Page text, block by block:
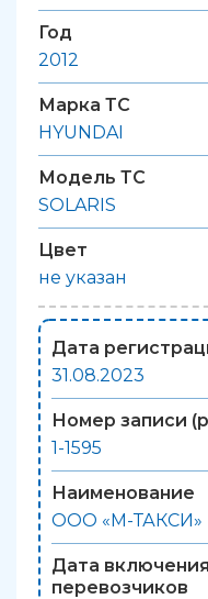
Год
2012
Марка ТС
HYUNDAI
Модель ТС
SOLARIS
Цвет
не указан
Дата
31.08.2023
Номер записи
1-1595
Наименование
ООО «М-ТАКСИ»
Дата
перевозчиков